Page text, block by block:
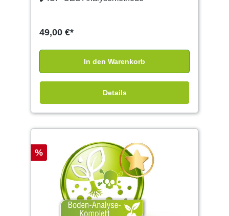
49,00 €*
In den Warenkorb
Details
%